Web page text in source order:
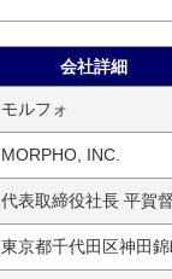
会社詳細
モルフォ
MORPHO, INC.
代表取締役社長 平賀
東京都千代田区神田